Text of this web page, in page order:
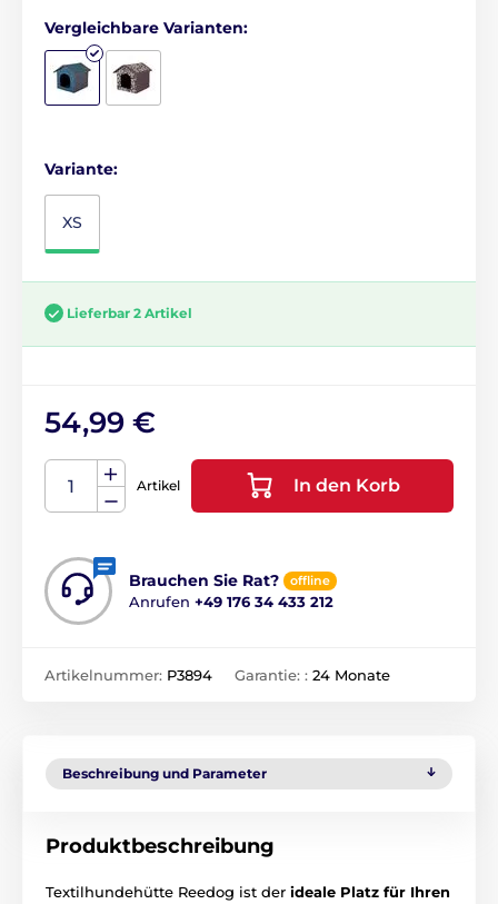
Vergleichbare Varianten:
Variante:
XS
Lieferbar 2 Artikel
54,99 €
Artikel In den Korb
Brauchen Sie Rat? offline
Anrufen +49 176 34 433 212
Artikelnummer: P3894 Garantie: : 24 Monate
Beschreibung und Parameter
Produktbeschreibung
Textilhundehütte Reedog ist der ideale Platz für Ihren